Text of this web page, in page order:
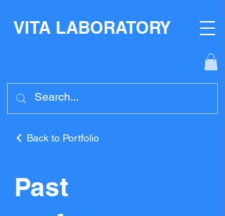
VITA LABORATORY
Back to Portfolio
Past